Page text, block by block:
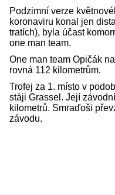
Podzimní verze
koronaviru konal jen
tratích), byla účast
one man team.
One man team Opičák
rovná 112 kilometrům.
Trofej za 1. místo v
stáji Grassel. Její
kilometrů. Smraďoši
závodu.